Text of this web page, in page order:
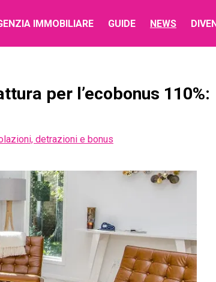
IMMOBILIARE GUIDE NEWS
per l’ecobonus 110%:
detrazioni e bonus